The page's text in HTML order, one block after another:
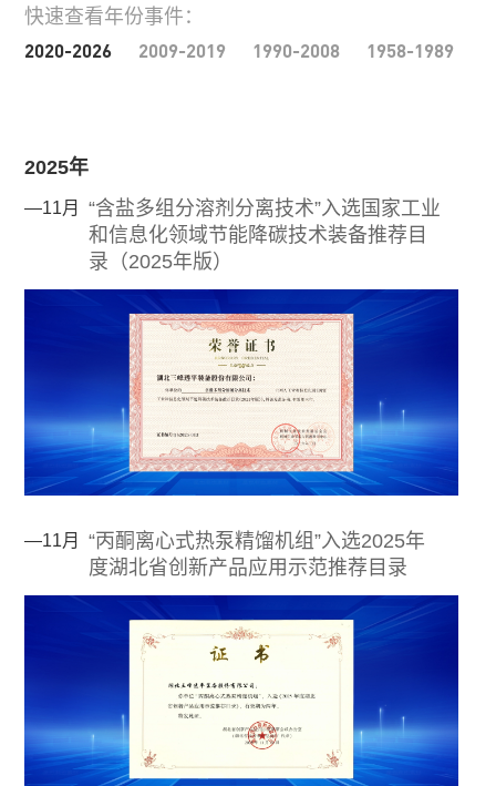
快速查看年份事件：
2020-2026 2009-2019 1990-2008 1958-1989
2025年
—11月
“含盐多组分溶剂分离技术‌”入选‌国家工业
和信息化领域节能降碳技术装备推荐目
录（2025年版）
—11月
“丙酮离心式热泵精馏机组‌”入选‌2025年
度湖北省创新产品应用示范推荐目录‌